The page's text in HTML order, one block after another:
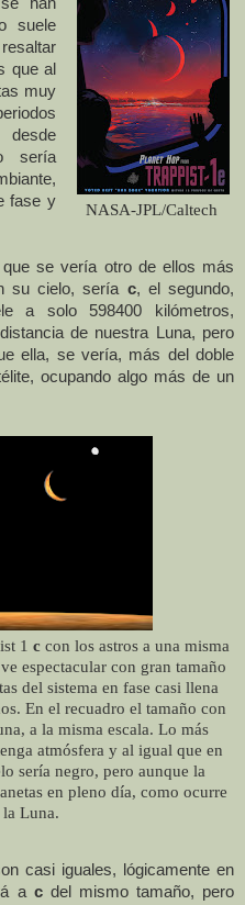
NASA-JPL/Caltech
suele
que al
muy
sería
fase y
se vería otro de ellos más
su cielo, sería c, el segundo,
a solo 598400 kilómetros,
de nuestra Luna, pero
ella, se vería, más del doble
ocupando algo más de un
1 c con los astros a una misma
espectacular con gran tamaño
del sistema en fase casi llena
En el recuadro el tamaño con
a la misma escala. Lo más
atmósfera y al igual que en
sería negro, pero aunque la
en pleno día, como ocurre
Luna.
casi iguales, lógicamente en
a cdel mismo tamaño, pero